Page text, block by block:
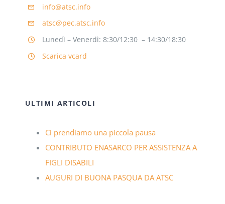
info@atsc.info
atsc@pec.atsc.info
Lunedì – Venerdì: 8:30/12:30 – 14:30/18:30
Scarica vcard
ULTIMI ARTICOLI
Ci prendiamo una piccola pausa
CONTRIBUTO ENASARCO PER ASSISTENZA A
FIGLI DISABILI
AUGURI DI BUONA PASQUA DA ATSC